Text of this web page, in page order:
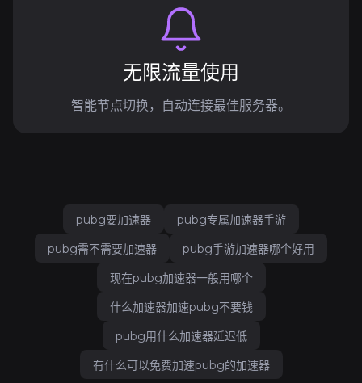
无限流量使用
智能节点切换，自动连接最佳服务器。
pubg要加速器
pubg专属加速器手游
pubg需不需要加速器
pubg手游加速器哪个好用
现在pubg加速器一般用哪个
什么加速器加速pubg不要钱
pubg用什么加速器延迟低
有什么可以免费加速pubg的加速器